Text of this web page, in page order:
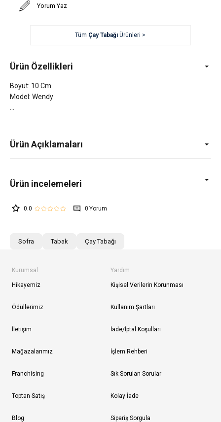
Yorum Yaz
Tüm Çay Tabağı Ürünleri >
Ürün Özellikleri
Boyut: 10 Cm
Model: Wendy
Ürün Açıklamaları
0.0 0
Sofra Tabak Çay Tabağı
Kurumsal
Hikayemiz
Ödüllerimiz
İletişim
Mağazalarımız
Franchising
Toptan Satış
Blog
Yardım
Kişisel Verilerin Korunması
Kullanım Şartları
İade/İptal Koşulları
İşlem Rehberi
Sık Sorulan Sorular
Kolay İade
Sipariş Sorgula